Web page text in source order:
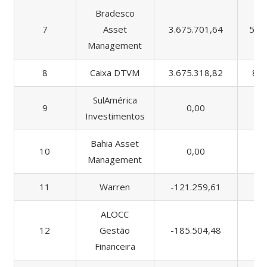
7
Bradesco
Asset
Management
3.675.701,64
8 Caixa DTVM 3.675.318,82
9
SulAmérica
Investimentos
0,00
10
Bahia Asset
Management
0,00
11 Warren -121.259,61
12
ALOCC
Gestão
Financeira
-185.504,48